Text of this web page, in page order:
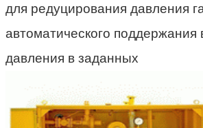
для редуцирования давления
автоматического поддержания
давления в заданных